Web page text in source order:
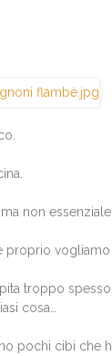
non
proprio
troppo
cosa…
pochi cibi che